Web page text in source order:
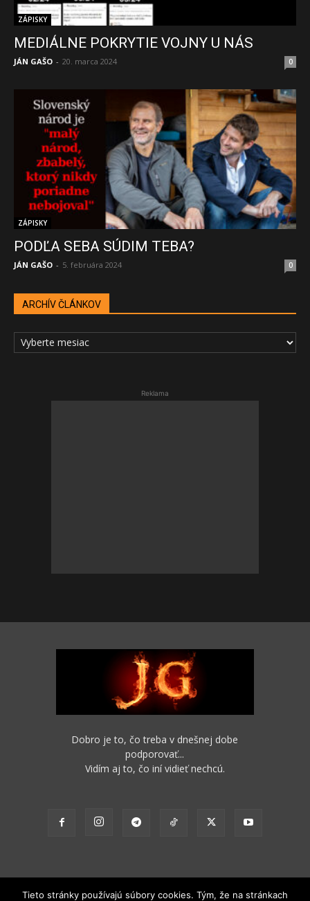
ZÁPISKY
MEDIÁLNE POKRYTIE VOJNY U NÁS
JÁN GAŠO - 20. marca 2024 0
ZÁPISKY
PODĽA SEBA SÚDIM TEBA?
JÁN GAŠO - 5. februára 2024 0
ARCHÍV ČLÁNKOV
ARCHÍV
ČLÁNKOV
Reklama
Dobro je to, čo treba v dnešnej dobe
podporovať...
Vidím aj to, čo iní vidieť nechcú.
Tieto stránky používajú súbory cookies. Tým, že na stránkach